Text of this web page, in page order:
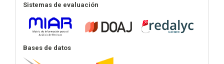
Sistemas de evaluación
Bases de datos